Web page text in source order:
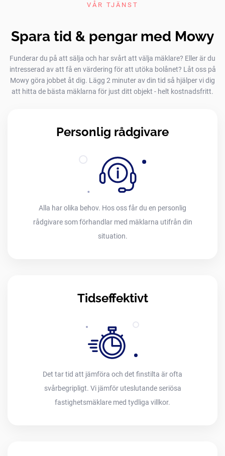
VÅR TJÄNST
Spara tid & pengar med Mowy
Funderar du på att sälja och har svårt att välja mäklare? Eller är du
intresserad av att få en värdering för att utöka bolånet? Låt oss på
Mowy göra jobbet åt dig. Lägg 2 minuter av din tid så hjälper vi dig
att hitta de bästa mäklarna för just ditt objekt - helt kostnadsfritt.
Personlig rådgivare
Alla har olika behov. Hos oss får du en personlig
rådgivare som förhandlar med mäklarna utifrån din
situation.
Tidseffektivt
Det tar tid att jämföra och det finstilta är ofta
svårbegripligt. Vi jämför uteslutande seriösa
fastighetsmäklare med tydliga villkor.